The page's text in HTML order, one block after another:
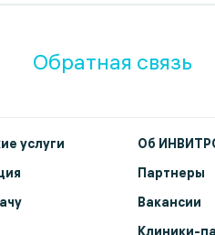
Обратная связь
услуги
Об
Партнеры
Вакансии
Клиники-